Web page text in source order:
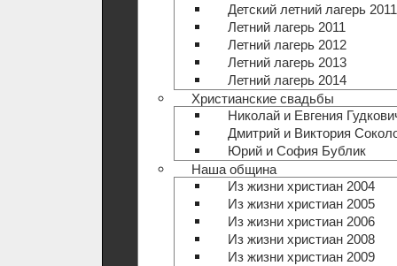
Детский летний лагерь 2011
Летний лагерь 2011
Летний лагерь 2012
Летний лагерь 2013
Летний лагерь 2014
Христианские свадьбы
Николай и Евгения
Дмитрий и Виктория
Юрий и София Бублик
Наша община
Из жизни христиан 2004
Из жизни христиан 2005
Из жизни христиан 2006
Из жизни христиан 2008
Из жизни христиан 2009